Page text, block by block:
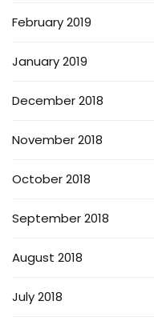
February 2019
January 2019
December 2018
November 2018
October 2018
September 2018
August 2018
July 2018